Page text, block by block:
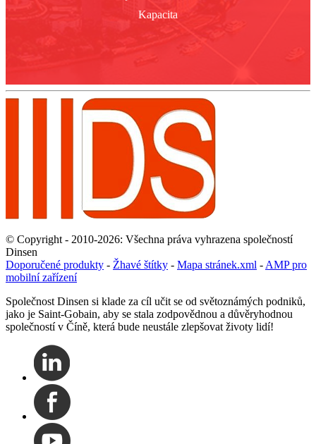
Kapacita
© Copyright - 2010-2026: Všechna práva vyhrazena společností
Dinsen
Doporučené produkty - Žhavé štítky - Mapa stránek.xml - AMP pro
mobilní zařízení
Společnost Dinsen si klade za cíl učit se od světoznámých podniků,
jako je Saint-Gobain, aby se stala zodpovědnou a důvěryhodnou
společností v Číně, která bude neustále zlepšovat životy lidí!